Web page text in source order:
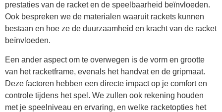
prestaties van de racket en de speelbaarheid beïnvloeden.
Ook bespreken we de materialen waaruit rackets kunnen
bestaan en hoe ze de duurzaamheid en kracht van de racket
beïnvloeden.
Een ander aspect om te overwegen is de vorm en grootte
van het racketframe, evenals het handvat en de gripmaat.
Deze factoren hebben een directe impact op je comfort en
controle tijdens het spel. We zullen ook rekening houden
met je speelniveau en ervaring, en welke racketopties het